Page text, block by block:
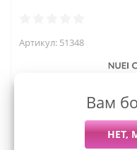
Артикул: 51348
Вам